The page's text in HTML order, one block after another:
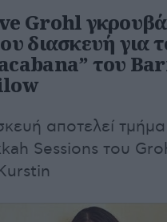
Grohl
διασκευή για
του
αποτελεί
Sessions του